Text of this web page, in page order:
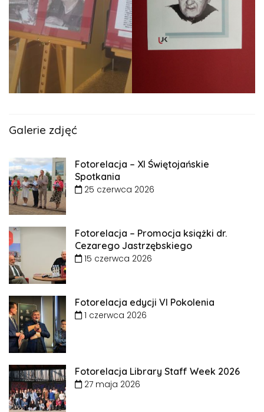
Galerie zdjęć
Fotorelacja – XI Świętojańskie
Spotkania
25 czerwca 2026
Fotorelacja – Promocja książki dr.
Cezarego Jastrzębskiego
15 czerwca 2026
Fotorelacja edycji VI Pokolenia
1 czerwca 2026
Fotorelacja Library Staff Week 2026
27 maja 2026